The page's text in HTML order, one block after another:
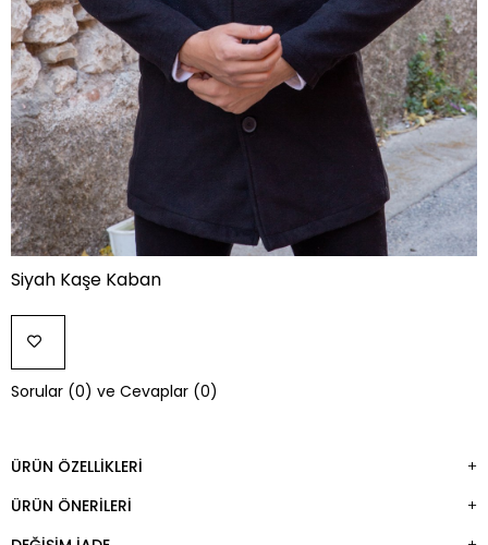
Siyah Kaşe Kaban
FAVORILERE
EKLE
Sorular (0) ve Cevaplar (0)
ÜRÜN ÖZELLIKLERI
ÜRÜN ÖNERILERI